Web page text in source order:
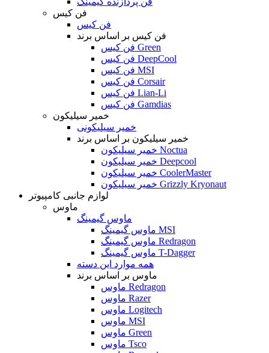
فن کیس
فن کیس
فن کیس بر اساس برند
فن کیس Green
فن کیس DeepCool
فن کیس MSI
فن کیس Corsair
فن کیس Lian-Li
فن کیس Gamdias
خمیر سیلیکون
خمیر سیلیکونی
خمیر سیلیکون بر اساس برند
خمیر سیلیکون Noctua
خمیر سیلیکون Deepcool
خمیر سیلیکون CoolerMaster
خمیر سیلیکون Grizzly Kryonaut
لوازم جانبی کامپیوتر
ماوس
ماوس گیمینگ
ماوس گیمینگ MSI
ماوس گیمینگ Redragon
ماوس گیمینگ T-Dagger
همه موارد این دسته
ماوس بر اساس برند
ماوس Redragon
ماوس Razer
ماوس Logitech
ماوس MSI
ماوس Green
ماوس Tsco